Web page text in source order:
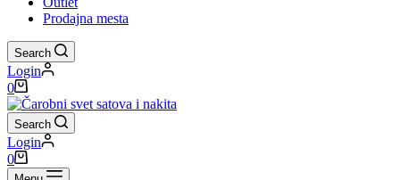
Prodajna mesta
Search
Login
Shopping
cart
0
Search
Login
Shopping
cart
0